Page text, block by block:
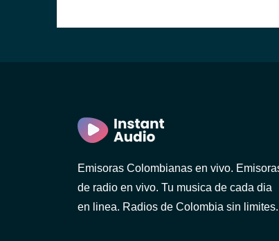
Emisoras Colombianas en vivo.
de radio en vivo. Tu musica de cada dia
en linea. Radios de Colombia sin limites.